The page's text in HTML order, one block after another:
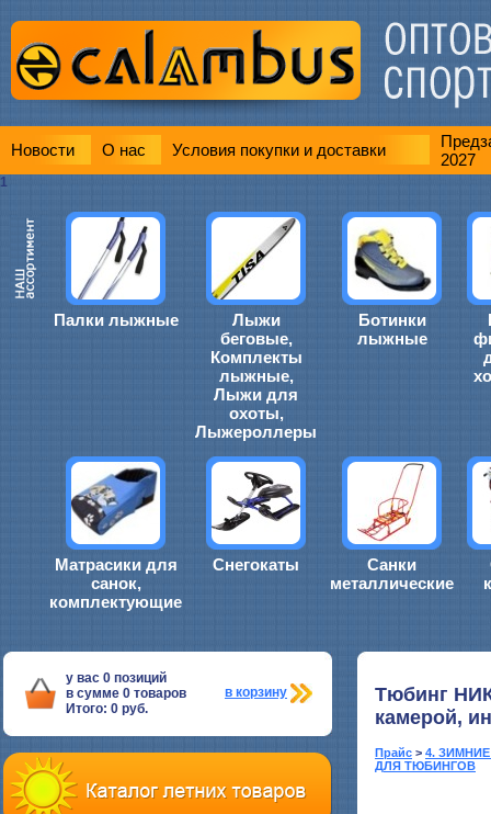
Новости О нас Условия покупки и доставки
2027
1
Палки лыжные
Лыжи
беговые,
Комплекты
лыжные,
Лыжи для
охоты,
Лыжероллеры
Ботинки
лыжные
Матрасики для
санок,
комплектующие
Снегокаты
Санки
металлические
у вас 0 позиций
в сумме 0 товаров
Итого: 0 руб.
в корзину
Тюбинг
камерой,
Прайс > 4.
ДЛЯ ТЮБИНГОВ